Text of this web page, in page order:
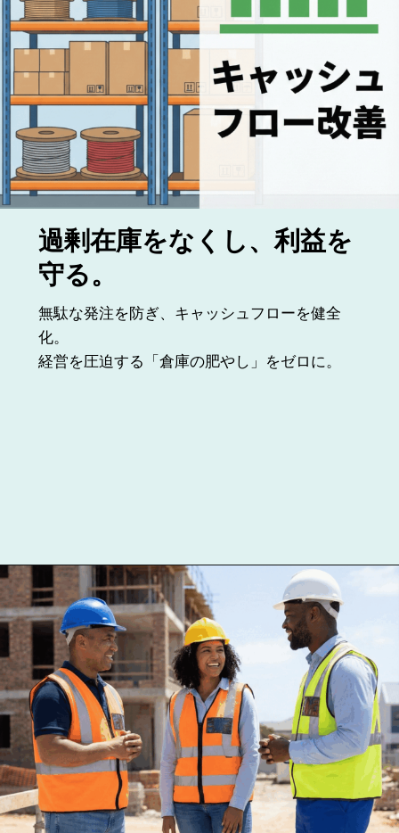
過剰在庫をなくし、利益を
守る。
無駄な発注を防ぎ、キャッシュフローを健全
化。
経営を圧迫する「倉庫の肥やし」をゼロに。